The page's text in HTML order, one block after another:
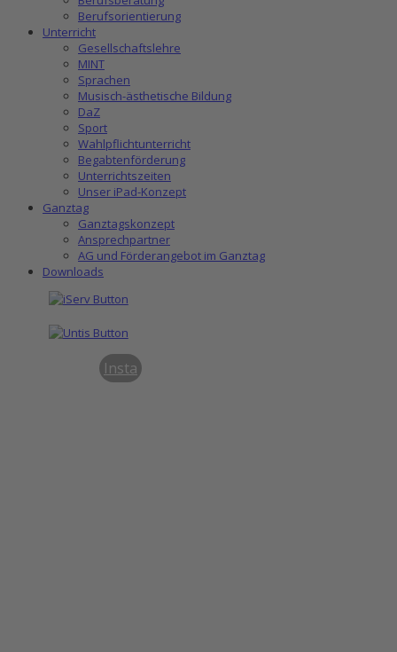
Berufsorientierung
Unterricht
Gesellschaftslehre
MINT
Sprachen
Musisch-ästhetische Bildung
DaZ
Sport
Wahlpflichtunterricht
Begabtenförderung
Unterrichtszeiten
Unser iPad-Konzept
Ganztag
Ganztagskonzept
Ansprechpartner
AG und Förderangebot im Ganztag
Downloads
Insta